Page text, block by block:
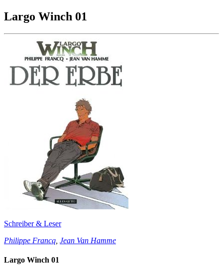
Largo Winch 01
Schreiber & Leser
Philippe Francq Jean Van Hamme
Largo Winch 01